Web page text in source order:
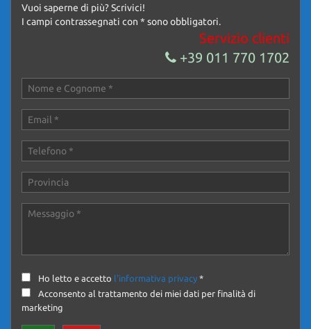
contrattuale.
ANNUNCIO VALIDO SALVO ERRORI DI TRASCRIZIONE
Vuoi saperne di più? Scrivici!
I campi contrassegnati con * sono obbligatori.
Servizio clienti
+39 011 770 1702
Ho letto e accetto l'informativa privacy *
Acconsento al trattamento dei miei dati per finalità di
marketing